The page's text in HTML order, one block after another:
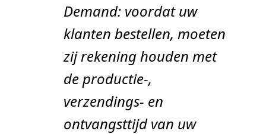
Demand: voordat uw
klanten bestellen, moeten
zij rekening houden met
de productie-,
verzendings- en
ontvangsttijd van uw